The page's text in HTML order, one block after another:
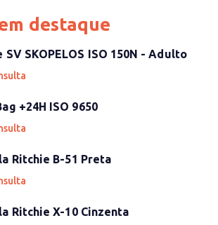
destaque
SV SKOPELOS ISO 150N - Adulto
+24H ISO 9650
Ritchie B-51 Preta
Ritchie X-10 Cinzenta